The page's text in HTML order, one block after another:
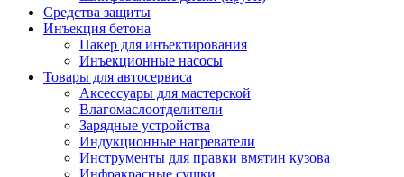
Средства защиты
Инъекция бетона
Пакер для инъектирования
Инъекционные насосы
Товары для автосервиса
Аксессуары для мастерской
Влагомаслоотделители
Зарядные устройства
Индукционные нагреватели
Инструменты для правки вмятин кузова
Инфракрасные сушки